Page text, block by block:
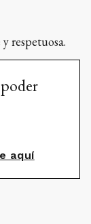
respetuosa.
aquí